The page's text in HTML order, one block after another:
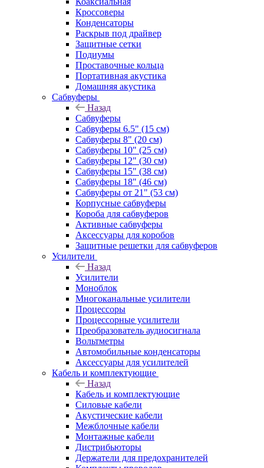
Кроссоверы
Конденсаторы
Раскрыв под драйвер
Защитные сетки
Подиумы
Проставочные кольца
Портативная акустика
Домашняя акустика
Сабвуферы
Назад
Сабвуферы
Сабвуферы 6.5" (15 см)
Сабвуферы 8" (20 см)
Сабвуферы 10" (25 см)
Сабвуферы 12" (30 см)
Сабвуферы 15" (38 см)
Сабвуферы 18" (46 см)
Сабвуферы от 21" (53 см)
Корпусные сабвуферы
Короба для сабвуферов
Активные сабвуферы
Аксессуары для коробов
Защитные решетки для сабвуферов
Усилители
Назад
Усилители
Моноблок
Многоканальные усилители
Процессоры
Процессорные усилители
Преобразователь аудиосигнала
Вольтметры
Автомобильные конденсаторы
Аксессуары для усилителей
Кабель и комплектующие
Назад
Кабель и комплектующие
Силовые кабели
Акустические кабели
Межблочные кабели
Монтажные кабели
Дистрибьюторы
Держатели для предохранителей